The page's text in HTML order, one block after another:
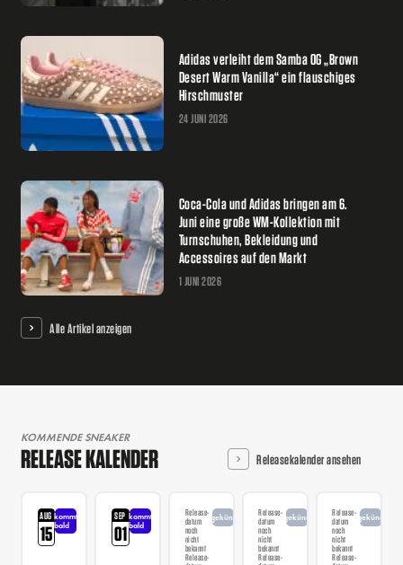
Adidas verleiht dem Samba OG „Brown
Desert Warm Vanilla“ ein flauschiges
Hirschmuster
24 JUNI 2026
Coca-Cola und Adidas bringen am 6.
Juni eine große WM-Kollektion mit
Turnschuhen, Bekleidung und
Accessoires auf den Markt
1 JUNI 2026
Alle Artikel anzeigen
KOMMENDE SNEAKER
RELEASE KALENDER Releasekalender ansehen
AUG
15
kommt
bald
SEP
01
kommt
bald
Release-
datum
noch
nicht
bekannt
Release-
angekündigt
Release-
datum
noch
nicht
bekannt
Release-
angekündigt
Release-
datum
noch
nicht
bekannt
Release-
angekündigt